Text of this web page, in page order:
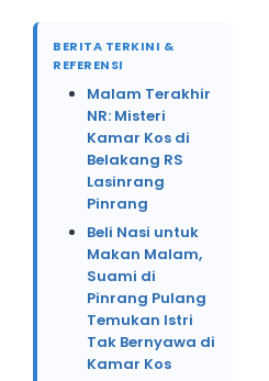
BERITA TERKINI &
REFERENSI
Malam Terakhir
NR: Misteri
Kamar Kos di
Belakang RS
Lasinrang
Pinrang
Beli Nasi untuk
Makan Malam,
Suami di
Pinrang Pulang
Temukan Istri
Tak Bernyawa di
Kamar Kos